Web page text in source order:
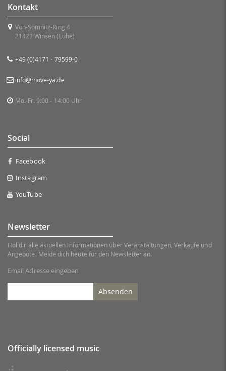
Kontakt
Von-Somnitz-Ring 4
21423 Winsen (Luhe)
+49 (0)4171 - 79599-0
info@move-ya.de
Mo.-Fr. 9:00 - 14:00 Uhr
Social
Facebook
Instagram
YouTube
Newsletter
Hol dir alle aktuellen Informationen über Veranstaltungen, Verkäufe und
Angebote. Melde dich heute für den Newsletter an.
Email Adresse eingeben
Absenden
Officially licensed music